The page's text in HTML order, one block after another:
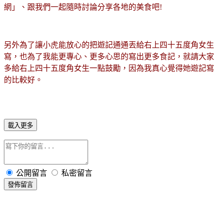
網」、跟我們一起隨時討論分享各地的美食吧!
另外為了讓小虎能放心的把遊記通通丟給右上四十五度角女生
寫，也為了我能更專心、更多心思的寫出更多食記，就請大家
多給右上四十五度角女生一點鼓勵，因為我真心覺得她遊記寫
的比較好。
載入更多
公開留言 私密留言
發佈留言